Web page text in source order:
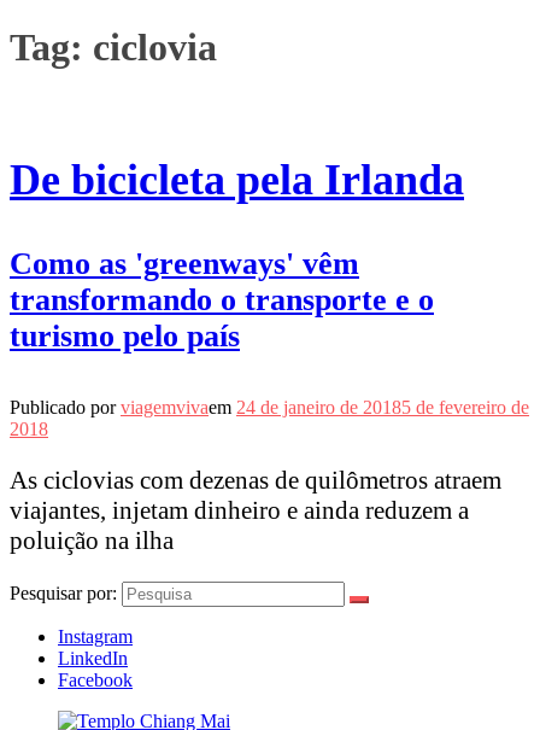
Tag: ciclovia
De bicicleta pela Irlanda
Como as 'greenways' vêm
transformando o transporte e o
turismo pelo país
Publicado porviagemvivaem 24 de janeiro de 20185 de fevereiro de
2018
As ciclovias com dezenas de quilômetros atraem
viajantes, injetam dinheiro e ainda reduzem a
poluição na ilha
Pesquisar por:
Instagram
LinkedIn
Facebook